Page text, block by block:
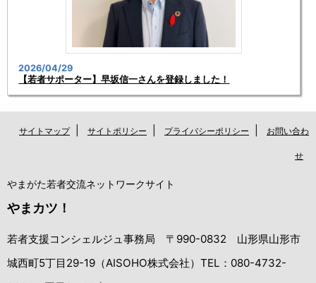
2026/04/29
【若者サポーター】早坂信一さんを登録しました！
サイトマップ サイトポリシー プライバシーポリシー お問い合わ
せ
やまがた若者交流ネットワークサイト
やまカツ！
若者支援コンシェルジュ事務局 〒990-0832 山形県山形市
城西町5丁目29-19（AISOHO株式会社）TEL：080-4732-